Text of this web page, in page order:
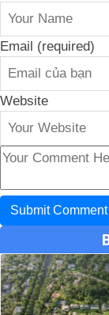
Email (required)
Website